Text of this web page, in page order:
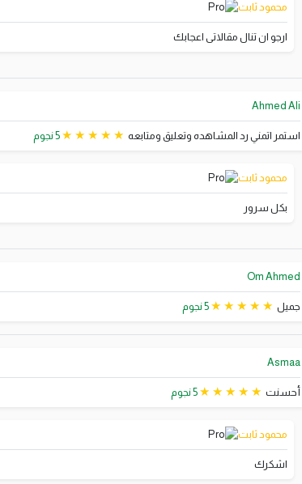
محمود ثابت
ارجو ان تنال مقالاتى اعجابك
Ahmed Ali
استمر اتمني رد المشاهده وتعليق ومتابعه 5 نجوم
محمود ثابت
بكل سرور
Om Ahmed
جميل 5 نجوم
Asmaa
أحسنت 5 نجوم
محمود ثابت
اشكرك